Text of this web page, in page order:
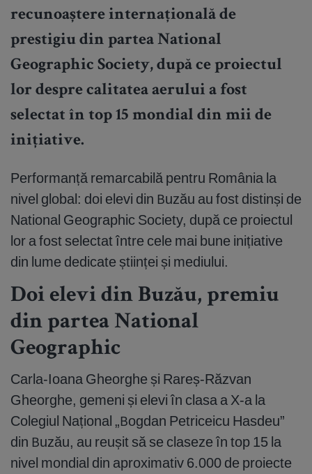
recunoaștere internațională de
prestigiu din partea National
Geographic Society, după ce proiectul
lor despre calitatea aerului a fost
selectat în top 15 mondial din mii de
inițiative.
Performanță remarcabilă pentru România la
nivel global: doi elevi din Buzău au fost distinși de
National Geographic Society, după ce proiectul
lor a fost selectat între cele mai bune inițiative
din lume dedicate științei și mediului.
Doi elevi din Buzău, premiu
din partea National
Geographic
Carla-Ioana Gheorghe și Rareș-Răzvan
Gheorghe, gemeni și elevi în clasa a X-a la
Colegiul Național „Bogdan Petriceicu Hasdeu”
din Buzău, au reușit să se claseze în top 15 la
nivel mondial din aproximativ 6.000 de proiecte